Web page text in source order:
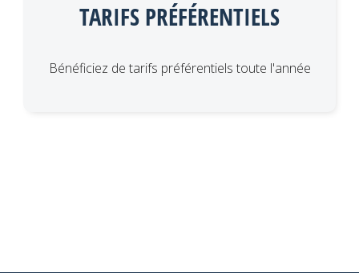
TARIFS PRÉFÉRENTIELS
Bénéficiez de tarifs préférentiels toute l'année